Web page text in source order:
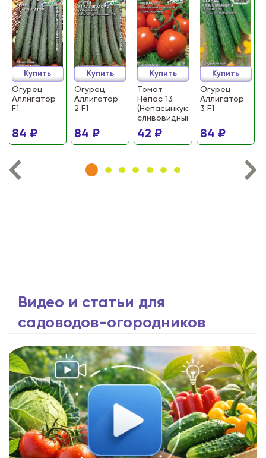
Огурец
Аллигатор
F1
84 ₽
Купить
Огурец
Аллигатор
2 F1
84 ₽
Купить
Томат
Непас 13
(Непасынкующийся
сливовидный)
42 ₽
Купить
Огурец
Аллигатор
3 F1
84 ₽
Купить
Видео и статьи для
садоводов-огородников